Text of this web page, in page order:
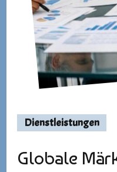
Dienstleistungen
Globale